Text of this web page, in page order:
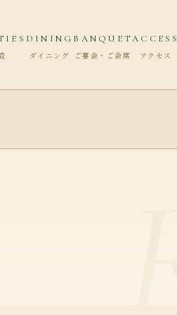
DINING
ダイニング
BANQUET
ご宴会・ご会席
ACCESS
アクセス